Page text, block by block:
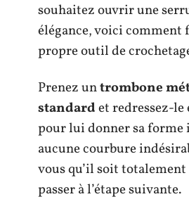
souhaitez ouvrir une
élégance, voici comment
propre outil de
Prenez untrombone
standardet redressez-
pour lui donner sa forme
aucune courbure
vous qu’il soit
passer à l’étape suivante.